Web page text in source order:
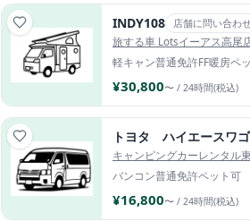
INDY108 店舗に問い合わ
旅する車 Lotsイーアス高尾
軽キャン普通免許FF暖房ペ
¥30,800〜 / 24時間(税込)
トヨタ ハイエースワ
キャンピングカーレンタル
バンコン普通免許ペット可
¥16,800〜 / 24時間(税込)